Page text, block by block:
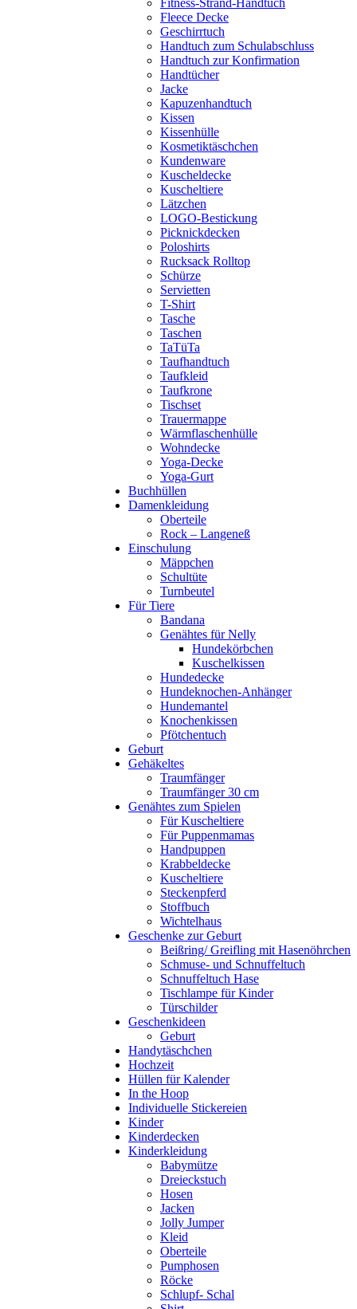
Fitness-Strand-Handtuch
Fleece Decke
Geschirrtuch
Handtuch zum Schulabschluss
Handtuch zur Konfirmation
Handtücher
Jacke
Kapuzenhandtuch
Kissen
Kissenhülle
Kosmetiktäschchen
Kundenware
Kuscheldecke
Kuscheltiere
Lätzchen
LOGO-Bestickung
Picknickdecken
Poloshirts
Rucksack Rolltop
Schürze
Servietten
T-Shirt
Tasche
Taschen
TaTüTa
Taufhandtuch
Taufkleid
Taufkrone
Tischset
Trauermappe
Wärmflaschenhülle
Wohndecke
Yoga-Decke
Yoga-Gurt
Buchhüllen
Damenkleidung
Oberteile
Rock – Langeneß
Einschulung
Mäppchen
Schultüte
Turnbeutel
Für Tiere
Bandana
Genähtes für Nelly
Hundekörbchen
Kuschelkissen
Hundedecke
Hundeknochen-Anhänger
Hundemantel
Knochenkissen
Pfötchentuch
Geburt
Gehäkeltes
Traumfänger
Traumfänger 30 cm
Genähtes zum Spielen
Für Kuscheltiere
Für Puppenmamas
Handpuppen
Krabbeldecke
Kuscheltiere
Steckenpferd
Stoffbuch
Wichtelhaus
Geschenke zur Geburt
Beißring/ Greifling mit Hasenöhrchen
Schmuse- und Schnuffeltuch
Schnuffeltuch Hase
Tischlampe für Kinder
Türschilder
Geschenkideen
Geburt
Handytäschchen
Hochzeit
Hüllen für Kalender
In the Hoop
Individuelle Stickereien
Kinder
Kinderdecken
Kinderkleidung
Babymütze
Dreieckstuch
Hosen
Jacken
Jolly Jumper
Kleid
Oberteile
Pumphosen
Röcke
Schlupf- Schal